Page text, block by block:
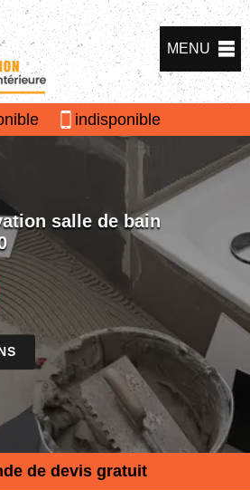
MENU
indisponible
salle de bain
de devis gratuit